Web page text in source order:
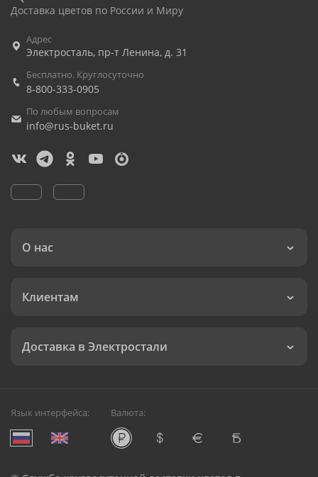
Доставка цветов по России и Миру
Адрес
Электросталь, пр-т Ленина, д. 31
Бесплатно. Круглосуточно
8-800-333-0905
По любым вопросам
info@rus-buket.ru
О нас
Клиентам
Доставка в Электростали
Язык интерфейса: Валюта: